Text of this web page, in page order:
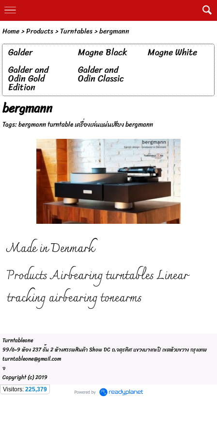
Home> Products >Turntables>bergmann
Galder Magne Black
Magne White
Galder and
Odin Gold
Edition
Galder and
Odin Classic
bergmann
Tags:bergmann turntable เครื่องเล่นแผ่นเสียง bergmann
Made in Denmark
Products Airbearing turntables Linear
tracking airbearing tonearms
Turntableone
99/6-9 ห้อง 237 ชั้น 2 ห้างสรรพสินค้า Show DC ถ.จตุรทิศ แขวงบางกะปิ เขตห้วยขวาง กรุงเทพ
turntableone@gmail.com
จ
Copyright (c) 2019
Visitors: 225,379